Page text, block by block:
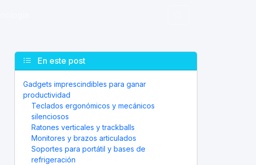
En este post
Gadgets imprescindibles para ganar
productividad
Teclados ergonómicos y mecánicos
silenciosos
Ratones verticales y trackballs
Monitores y brazos articulados
Soportes para portátil y bases de
refrigeración